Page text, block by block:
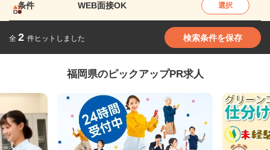
条件 WEB面接OK 選択
全 2 件ヒットしました 検索条件を保存
福岡県のピックアップPR求人